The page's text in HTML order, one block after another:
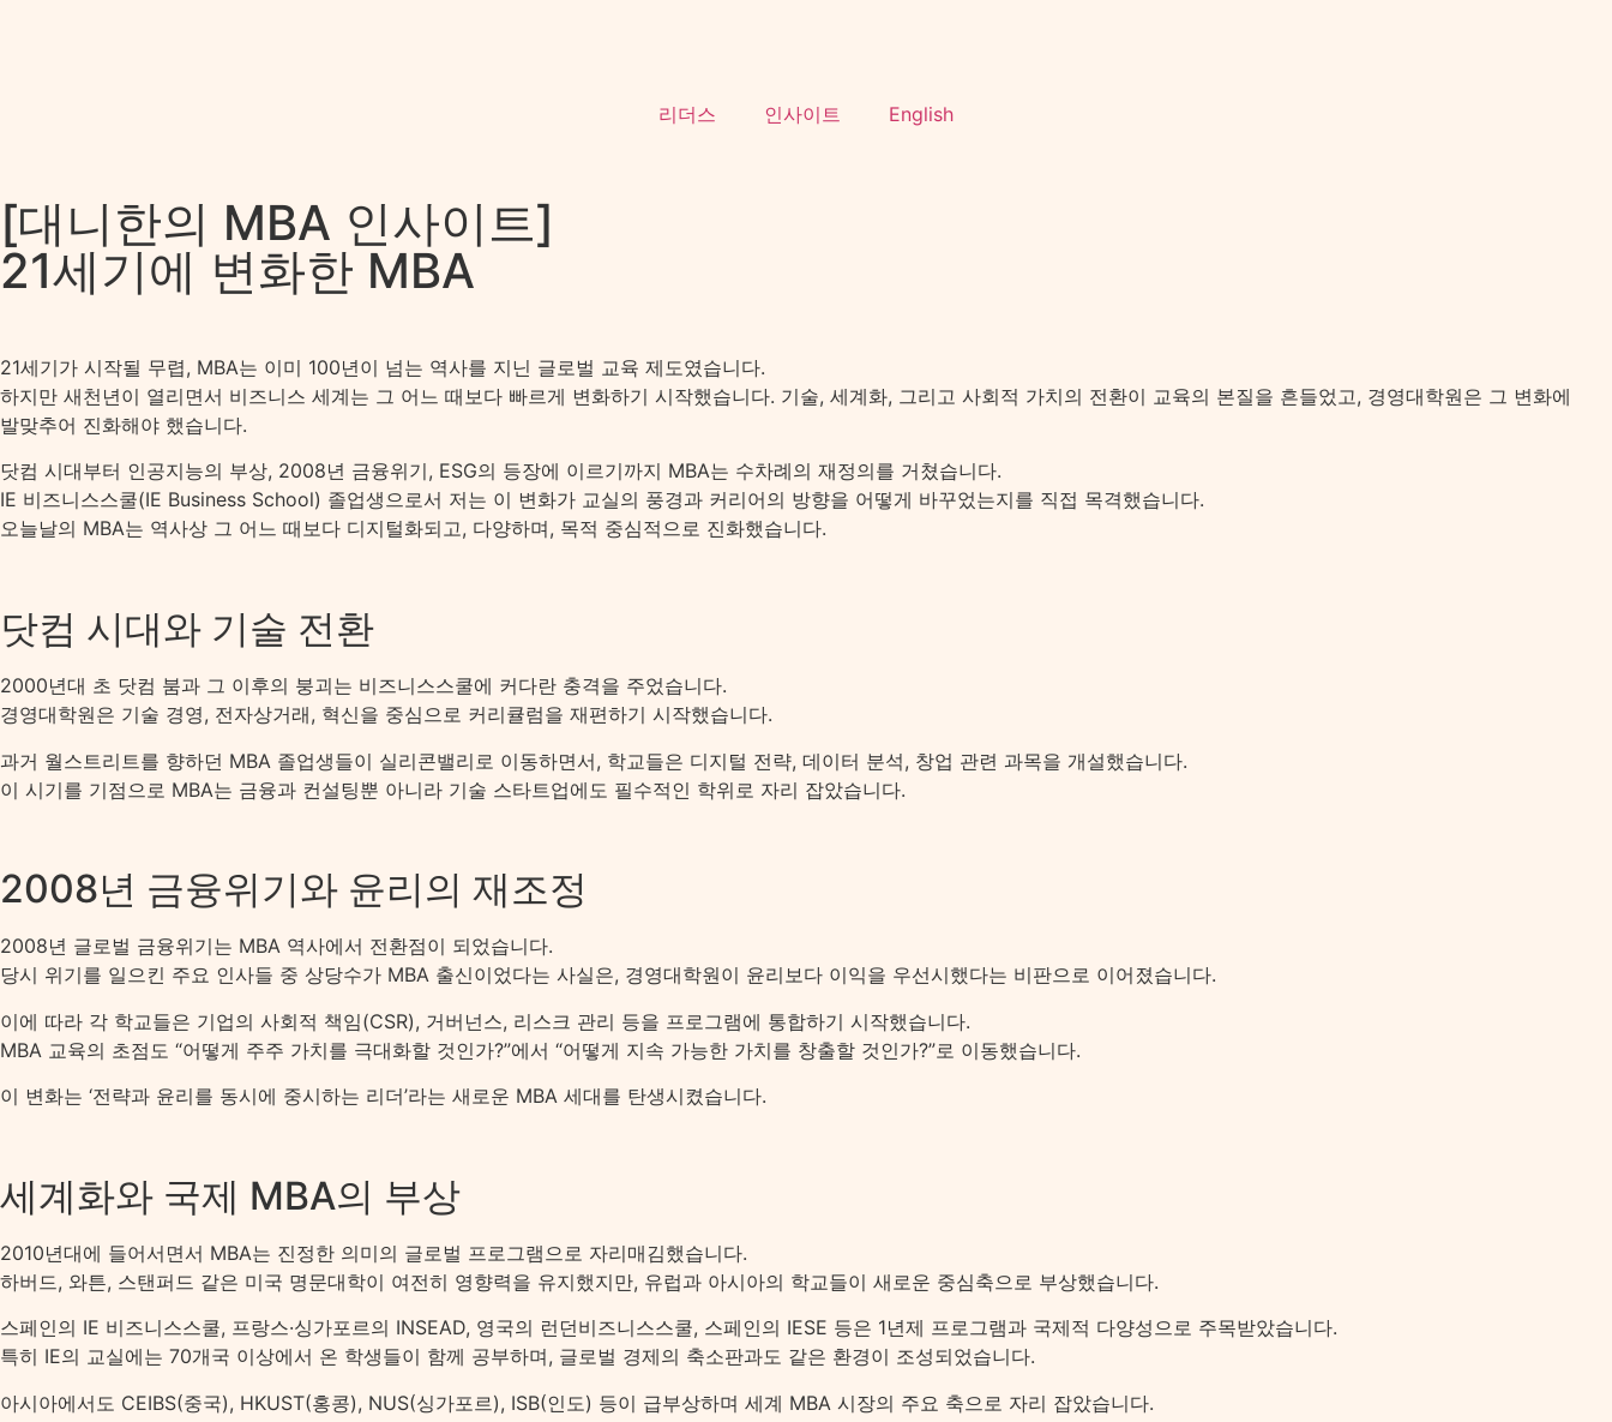
리더스 인사이트 English
[대니한의 MBA 인사이트]
21세기에 변화한 MBA
21세기가 시작될 무렵, MBA는 이미 100년이 넘는 역사를 지닌 글로벌 교육 제도였습니다.
하지만 새천년이 열리면서 비즈니스 세계는 그 어느 때보다 빠르게 변화하기 시작했습니다. 기술, 세계화, 그리고 사회적 가치의 전환이 교육의 본질을 흔들었고, 경영대학원은 그 변화에
발맞추어 진화해야 했습니다.
닷컴 시대부터 인공지능의 부상, 2008년 금융위기, ESG의 등장에 이르기까지 MBA는 수차례의 재정의를 거쳤습니다.
IE 비즈니스스쿨(IE Business School) 졸업생으로서 저는 이 변화가 교실의 풍경과 커리어의 방향을 어떻게 바꾸었는지를 직접 목격했습니다.
오늘날의 MBA는 역사상 그 어느 때보다 디지털화되고, 다양하며, 목적 중심적으로 진화했습니다.
닷컴 시대와 기술 전환
2000년대 초 닷컴 붐과 그 이후의 붕괴는 비즈니스스쿨에 커다란 충격을 주었습니다.
경영대학원은 기술 경영, 전자상거래, 혁신을 중심으로 커리큘럼을 재편하기 시작했습니다.
과거 월스트리트를 향하던 MBA 졸업생들이 실리콘밸리로 이동하면서, 학교들은 디지털 전략, 데이터 분석, 창업 관련 과목을 개설했습니다.
이 시기를 기점으로 MBA는 금융과 컨설팅뿐 아니라 기술 스타트업에도 필수적인 학위로 자리 잡았습니다.
2008년 금융위기와 윤리의 재조정
2008년 글로벌 금융위기는 MBA 역사에서 전환점이 되었습니다.
당시 위기를 일으킨 주요 인사들 중 상당수가 MBA 출신이었다는 사실은, 경영대학원이 윤리보다 이익을 우선시했다는 비판으로 이어졌습니다.
이에 따라 각 학교들은 기업의 사회적 책임(CSR), 거버넌스, 리스크 관리 등을 프로그램에 통합하기 시작했습니다.
MBA 교육의 초점도 “어떻게 주주 가치를 극대화할 것인가?”에서 “어떻게 지속 가능한 가치를 창출할 것인가?”로 이동했습니다.
이 변화는 ‘전략과 윤리를 동시에 중시하는 리더’라는 새로운 MBA 세대를 탄생시켰습니다.
세계화와 국제 MBA의 부상
2010년대에 들어서면서 MBA는 진정한 의미의 글로벌 프로그램으로 자리매김했습니다.
하버드, 와튼, 스탠퍼드 같은 미국 명문대학이 여전히 영향력을 유지했지만, 유럽과 아시아의 학교들이 새로운 중심축으로 부상했습니다.
스페인의 IE 비즈니스스쿨, 프랑스·싱가포르의 INSEAD, 영국의 런던비즈니스스쿨, 스페인의 IESE 등은 1년제 프로그램과 국제적 다양성으로 주목받았습니다.
특히 IE의 교실에는 70개국 이상에서 온 학생들이 함께 공부하며, 글로벌 경제의 축소판과도 같은 환경이 조성되었습니다.
아시아에서도 CEIBS(중국), HKUST(홍콩), NUS(싱가포르), ISB(인도) 등이 급부상하며 세계 MBA 시장의 주요 축으로 자리 잡았습니다.